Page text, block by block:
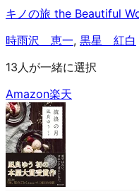
キノの旅 the Beautiful
時雨沢 恵一, 黒星 紅白
13人が一緒に選択
Amazon楽天